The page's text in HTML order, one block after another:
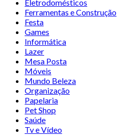
Eletrodomésticos
Ferramentas e Construção
Festa
Games
Informática
Lazer
Mesa Posta
Móveis
Mundo Beleza
Organização
Papelaria
Pet Shop
Saúde
Tv e Vídeo